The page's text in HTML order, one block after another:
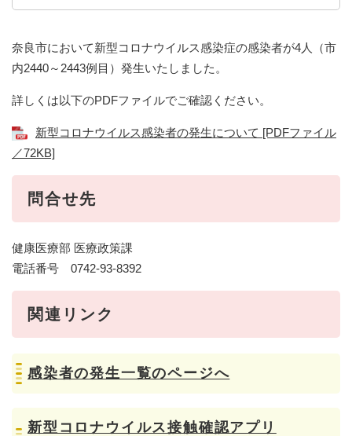
奈良市において新型コロナウイルス感染症の感染者が4人（市
内2440～2443例目）発生いたしました。
詳しくは以下のPDFファイルでご確認ください。
新型コロナウイルス感染者の発生について [PDFファイル
／72KB]
問合せ先
健康医療部 医療政策課
電話番号 0742-93-8392
関連リンク
感染者の発生一覧のページへ
新型コロナウイルス接触確認アプリ